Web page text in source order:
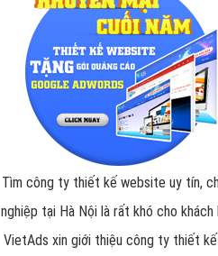
Tìm công ty thiết kế website uy tín,
nghiệp tại Hà Nội là rất khó cho khách
VietAds xin giới thiệu công ty thiết